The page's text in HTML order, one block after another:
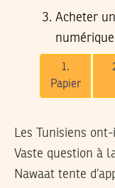
Acheter
numérique
1.
Papier
Les Tunisiens
Vaste question à
Nawaat tente